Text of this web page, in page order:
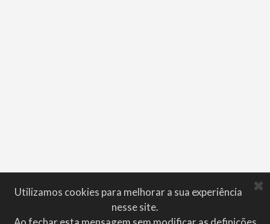
Utilizamos cookies para melhorar a sua experiência
nesse site.